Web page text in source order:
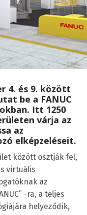
4. és 9. között
be a FANUC
Itt 1250
várja az
az
elképzeléseit.
között osztják fel,
virtuális
az
-ra, a teljes
helyeződik,